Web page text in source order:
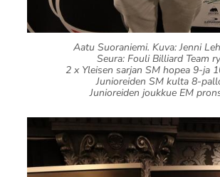
Aatu Suoraniemi. Kuva: Jenni
Seura: Fouli Billiard Team
2 x Yleisen sarjan SM hopea 9-ja
Junioreiden SM kulta 8-
Junioreiden joukkue EM